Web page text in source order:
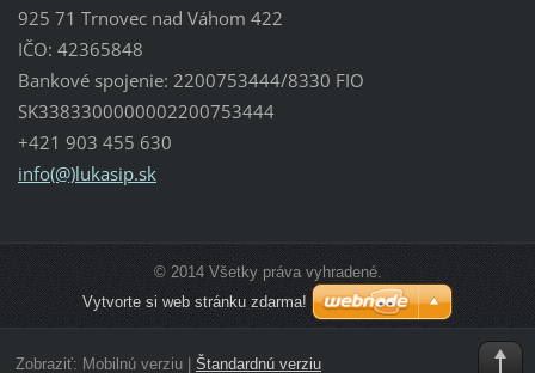
925 71 Trnovec nad Váhom 422
IČO: 42365848
Bankové spojenie: 2200753444/8330 FIO
SK3383300000002200753444
+421 903 455 630
info(@)lukasip.sk
© 2014 Všetky práva vyhradené.
Vytvorte si web stránku zdarma!
Zobraziť: Mobilnú verziu| Štandardnú verziu